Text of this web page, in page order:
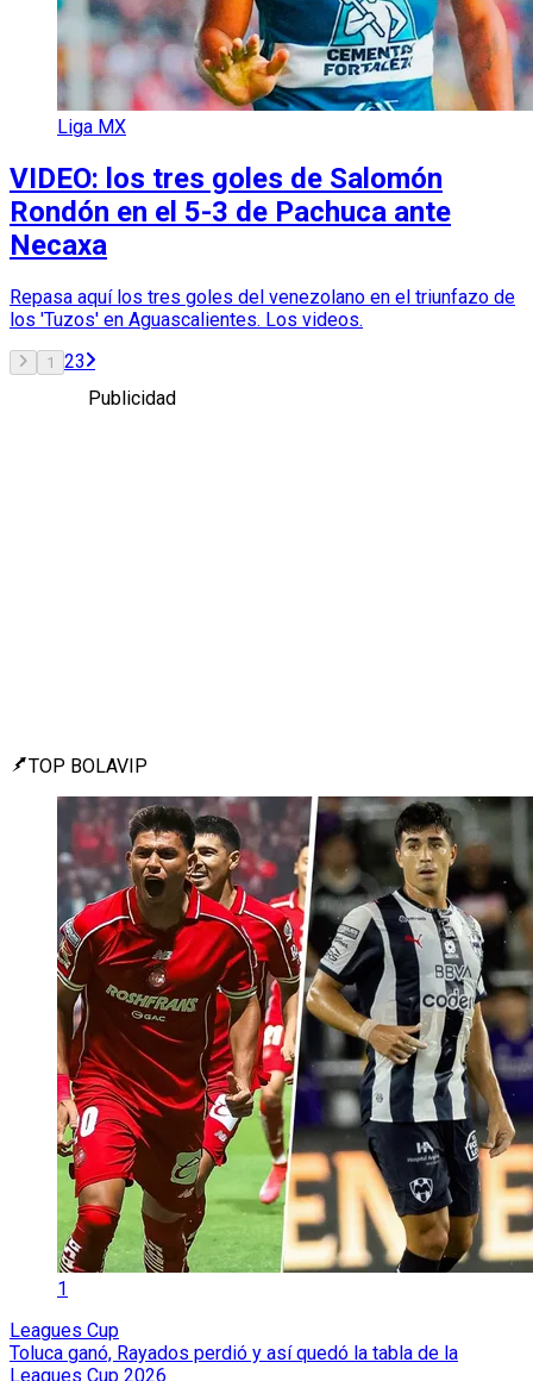
Liga MX
VIDEO: los tres goles de Salomón
Rondón en el 5-3 de Pachuca ante
Necaxa
Repasa aquí los tres goles del venezolano en el triunfazo de
los 'Tuzos' en Aguascalientes. Los videos.
1 23
Publicidad
TOP BOLAVIP
1
Leagues Cup
Toluca ganó, Rayados perdió y así quedó la tabla de la
Leagues Cup 2026